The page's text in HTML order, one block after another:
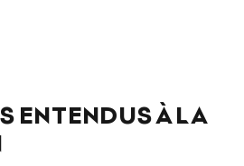
ENTENDUS À LA